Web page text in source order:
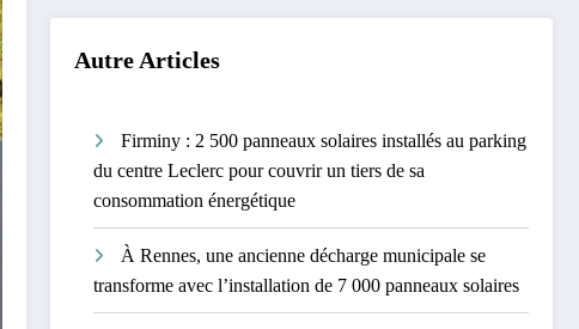
Autre Articles
Firminy : 2 500 panneaux solaires installés au parking
du centre Leclerc pour couvrir un tiers de sa
consommation énergétique
À Rennes, une ancienne décharge municipale se
transforme avec l’installation de 7 000 panneaux solaires